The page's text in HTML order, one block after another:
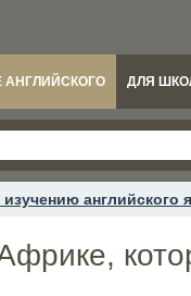
АНГЛИЙСКОГО ДЛЯ
английского